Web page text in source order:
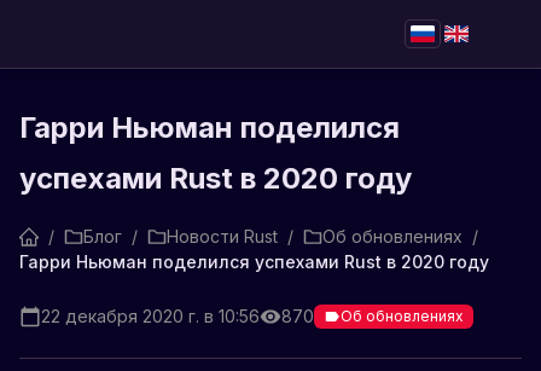
Гарри Ньюман поделился
успехами Rust в 2020 году
/ Блог / Новости Rust / Об обновлениях /
Гарри Ньюман поделился успехами Rust в 2020 году
22 декабря 2020 г. в 10:56 870 Об обновлениях